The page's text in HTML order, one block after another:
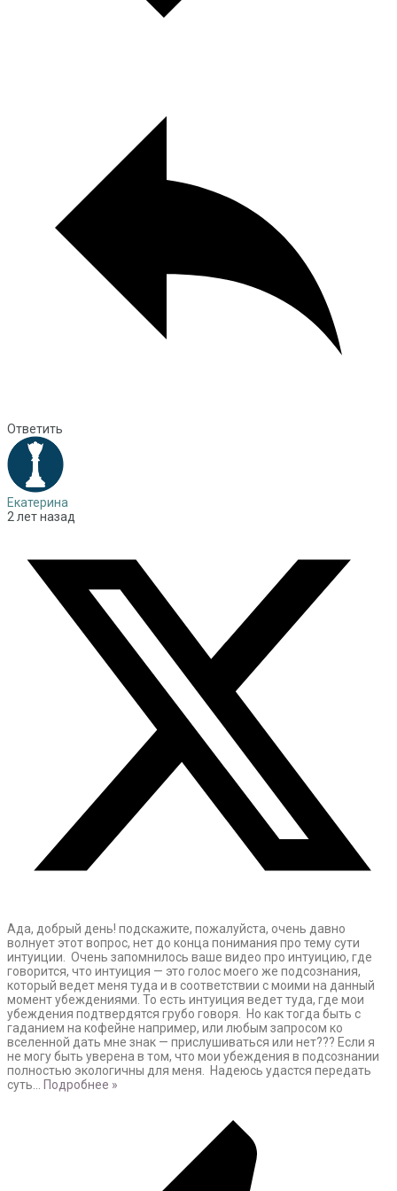
Ответить
Екатерина
2 лет назад
Ада, добрый день! подскажите, пожалуйста, очень давно
волнует этот вопрос, нет до конца понимания про тему сути
интуиции. Очень запомнилось ваше видео про интуицию, где
говорится, что интуиция — это голос моего же подсознания,
который ведет меня туда и в соответствии с моими на данный
момент убеждениями. То есть интуиция ведет туда, где мои
убеждения подтвердятся грубо говоря. Но как тогда быть с
гаданием на кофейне например, или любым запросом ко
вселенной дать мне знак — прислушиваться или нет??? Если я
не могу быть уверена в том, что мои убеждения в подсознании
полностью экологичны для меня. Надеюсь удастся передать
суть
Подробнее »